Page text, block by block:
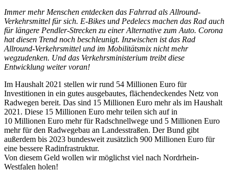
Immer mehr Menschen entdecken das Fahrrad als Allround-
Verkehrsmittel für sich. E-Bikes und Pedelecs machen das Rad auch
für längere Pendler-Strecken zu einer Alternative zum Auto. Corona
hat diesen Trend noch beschleunigt. Inzwischen ist das Rad
Allround-Verkehrsmittel und im Mobilitätsmix nicht mehr
wegzudenken. Und das Verkehrsministerium treibt diese
Entwicklung weiter voran!
Im Haushalt 2021 stellen wir rund 54 Millionen Euro für
Investitionen in ein gutes ausgebautes, flächendeckendes Netz von
Radwegen bereit. Das sind 15 Millionen Euro mehr als im Haushalt
2021. Diese 15 Millionen Euro mehr teilen sich auf in
10 Millionen Euro mehr für Radschnellwege und 5 Millionen Euro
mehr für den Radwegebau an Landesstraßen. Der Bund gibt
außerdem bis 2023 bundesweit zusätzlich 900 Millionen Euro für
eine bessere Radinfrastruktur.
Von diesem Geld wollen wir möglichst viel nach Nordrhein-
Westfalen holen!